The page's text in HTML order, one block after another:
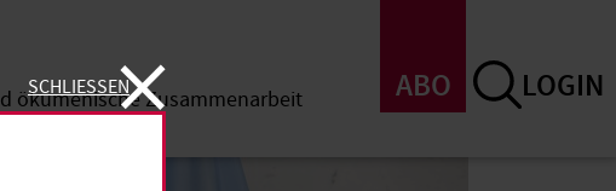
ABO LOGIN
ökumenische Zusammenarbeit
SCHLIESSEN